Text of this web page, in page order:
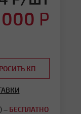
000 Р
КП
– БЕСПЛАТНО